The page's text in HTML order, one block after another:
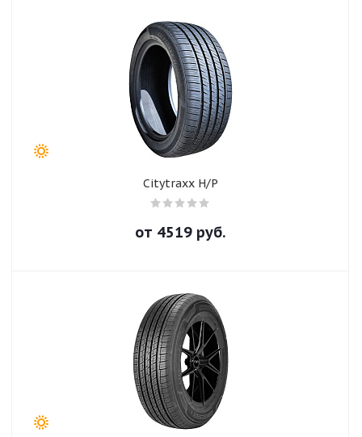
Citytraxx H/P
от 4519 руб.